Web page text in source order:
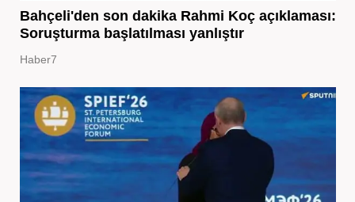
Bahçeli'den son dakika Rahmi Koç açıklaması:
Soruşturma başlatılması yanlıştır
Haber7